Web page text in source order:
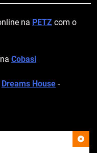
na PETZ com o
Cobasi
Dreams House -